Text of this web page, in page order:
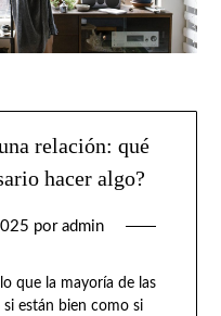
relación: qué
hacer algo?
por admin
que la mayoría de las
están bien como si